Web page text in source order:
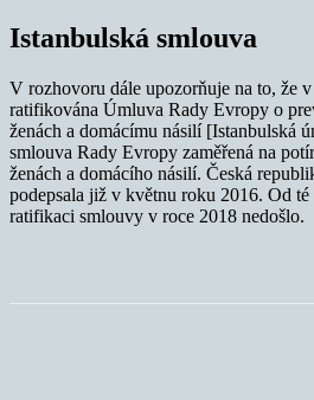
Istanbulská smlouva
V rozhovoru dále upozorňuje na to, že
ratifikována Úmluva Rady Evropy o
ženách a domácímu násilí [Istanbulská
smlouva Rady Evropy zaměřená na
ženách a domácího násilí. Česká
podepsala již v květnu roku 2016. Od
ratifikaci smlouvy v roce 2018 nedošlo.